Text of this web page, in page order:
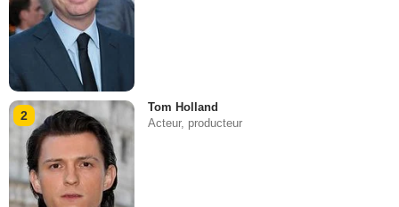
2
Tom Holland
Acteur, producteur